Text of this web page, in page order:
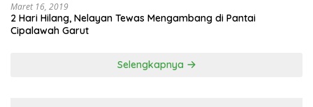
Maret 16, 2019
2 Hari Hilang, Nelayan Tewas Mengambang di Pantai
Cipalawah Garut
Selengkapnya